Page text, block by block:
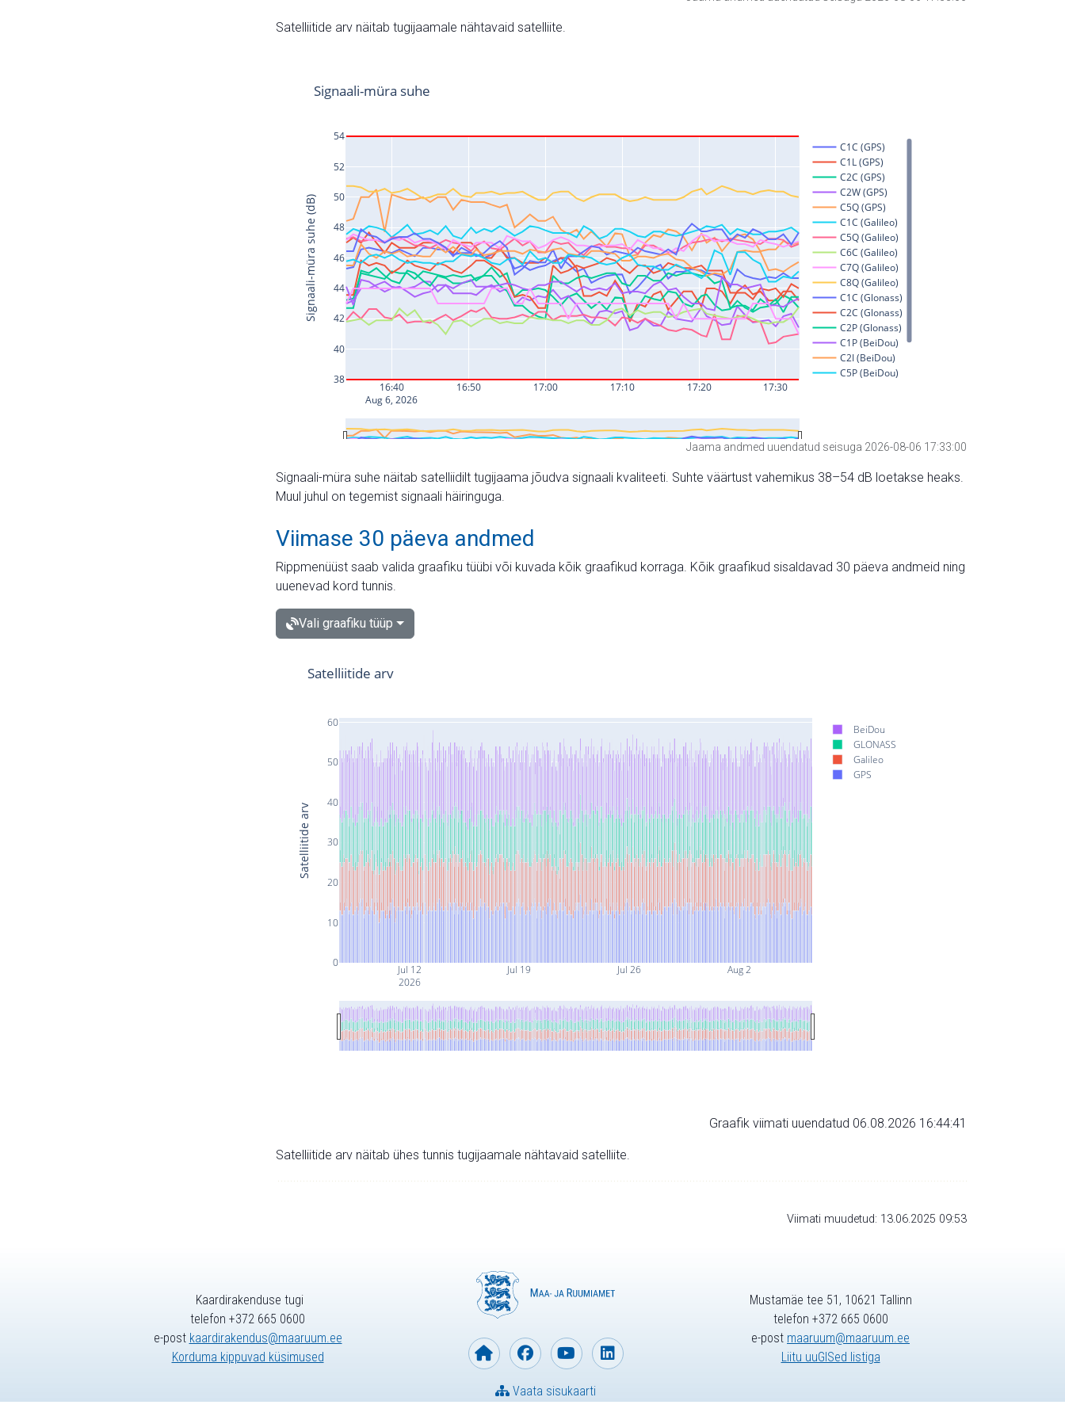
Satelliitide arv näitab tugijaamale nähtavaid satelliite.
Jaama andmed uuendatud seisuga 2026-08-06 17:33:00
Signaali-müra suhe näitab satelliidilt tugijaama jõudva signaali kvaliteeti. Suhte väärtust vahemikus 38–54 dB loetakse heaks.
Muul juhul on tegemist signaali häiringuga.
Viimase 30 päeva andmed
Rippmenüüst saab valida graafiku tüübi või kuvada kõik graafikud korraga. Kõik graafikud sisaldavad 30 päeva andmeid ning
uuenevad kord tunnis.
Vali graafiku tüüp
Jul 12
2026
Jul 19 Jul 26 Aug 2
0
10
20
30
40
50
60
BeiDou
GLONASS
Galileo
GPS
Satelliitide arv
Satelliitide arv
Graafik viimati uuendatud 06.08.2026 16:44:41
Satelliitide arv näitab ühes tunnis tugijaamale nähtavaid satelliite.
Viimati muudetud: 13.06.2025 09:53
Kaardirakenduse tugi
telefon +372 665 0600
e-post kaardirakendus@maaruum.ee
Korduma kippuvad küsimused
Vaata sisukaarti
Mustamäe tee 51, 10621 Tallinn
telefon +372 665 0600
e-post maaruum@maaruum.ee
Liitu uuGISed listiga